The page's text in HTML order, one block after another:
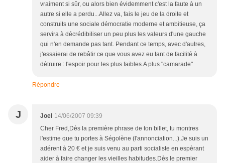
vraiment si sûr, ou alors bien évidemment c'est la faute à un
autre si elle a perdu...Allez va, fais le jeu de la droite et
construits une sociale démocratie moderne et ambitieuse, ça
servira à décrédibiliser un peu plus les valeurs d'une gauche
qui n'en demande pas tant. Pendant ce temps, avec d'autres,
j'essaierai de rebâtir ce que vous avez eu tant de facilité à
détruire : l'espoir pour les plus faibles.A plus "camarade"
Répondre
J Joel 14/06/2007 09:39
Cher Fred,Dès la première phrase de ton billet, tu montres
l'estime que tu portes à Ségolène (l'annonciation...).Je suis un
adérent à 20 € et je suis venu au parti socialiste en espèrant
aider à faire changer les vieilles habitudes.Dès le premier